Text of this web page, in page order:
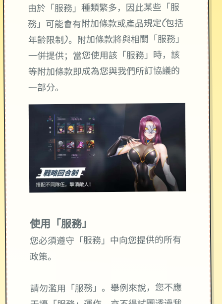
由於「服務」種類繁多，因此某些「服
務」可能會有附加條款或產品規定(包括
年齡限制)。附加條款將與相關「服務」
一併提供；當您使用該「服務」時，該
等附加條款即成為您與我們所訂協議的
一部分。
使用「服務」
您必須遵守「服務」中向您提供的所有
政策。
請勿濫用「服務」。舉例來說，您不應